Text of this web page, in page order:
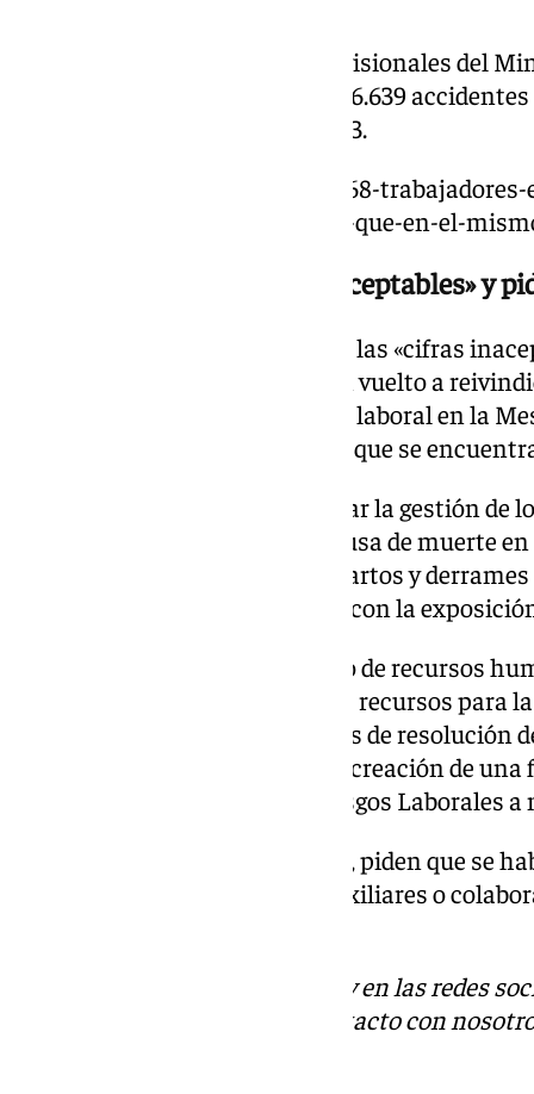
Asimismo, según los datos provisionales del
meses del año se notificaron 466.639
que en el mismo periodo de 2023.
https://www.101tv.es/mueren-68-
junio-en-andalucia-un-79-mas-que-en-el-
UGT lamenta las «cifras inaceptables» y
El sindicato UGT ha lamentado las «cifras
registradas hasta octubre y han vuelto a
Choque contra la siniestralidad laboral en la
prevención de riesgos laborales que se
Entre las medidas, piden mejorar la gestión de
empresas, ya que la primera causa de muerte
jornada laboral han sido los infartos y
que podrían estar relacionados con la
También reclaman un aumento de recursos
Inspección de Trabajo, mayores recursos para
Laboral para reducir los tiempos de resolución
de Juzgados especializados y la creación de
territorial de Prevención de Riesgos Laborales
Hasta que esto se haga efectivo, piden que se
Seguridad del Estado, como «auxiliares o
Descubre más noticias de 101Tv en las redes
. Puedes ponerte en contacto con